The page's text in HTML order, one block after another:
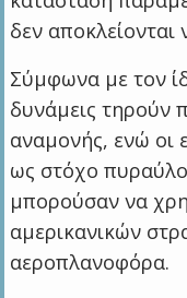
δεν αποκλείονται
Σύμφωνα με τον
δυνάμεις τηρούν
αναμονής, ενώ οι
ως στόχο
μπορούσαν να
αμερικανικών
αεροπλανοφόρα.